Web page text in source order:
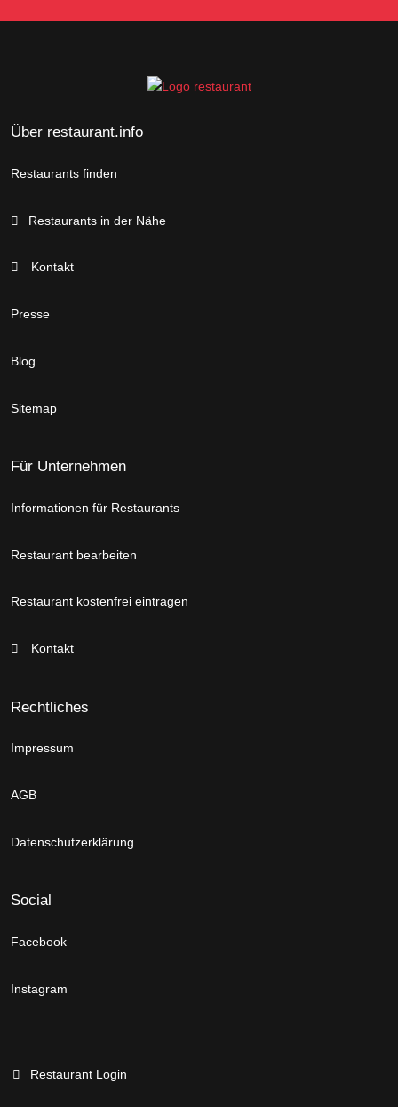
Über restaurant.info
Restaurants finden
Restaurants in der Nähe
Kontakt
Presse
Blog
Sitemap
Für Unternehmen
Informationen für Restaurants
Restaurant bearbeiten
Restaurant kostenfrei eintragen
Kontakt
Rechtliches
Impressum
AGB
Datenschutzerklärung
Social
Facebook
Instagram
Restaurant Login